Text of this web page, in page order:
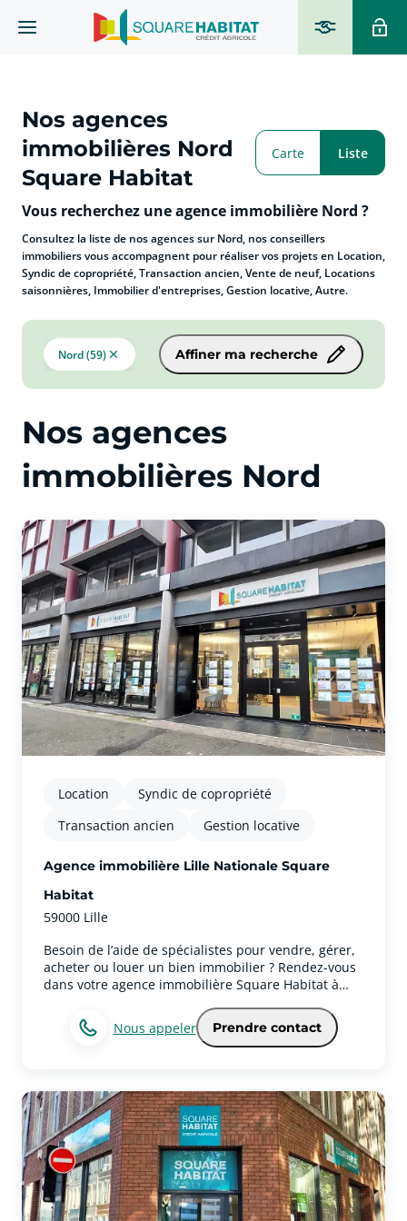
Nos agences
immobilières Nord
Square Habitat
Carte Liste
Vous recherchez une agence immobilière Nord ?
Consultez la liste de nos agences sur Nord, nos conseillers
immobiliers vous accompagnent pour réaliser vos projets en Location,
Syndic de copropriété, Transaction ancien, Vente de neuf, Locations
saisonnières, Immobilier d'entreprises, Gestion locative, Autre.
Nord (59) Affiner ma recherche
Nos agences
immobilières Nord
Location
Syndic de copropriété
Transaction ancien
Gestion locative
Agence immobilière Lille Nationale Square
Habitat
59000 Lille
Besoin de l’aide de spécialistes pour vendre, gérer,
acheter ou louer un bien immobilier ? Rendez-vous
dans votre agence immobilière Square Habitat à
immobiliers.Votre agence immobilière couvre tous
les secteurs de la ville de LilleNotre secteur englobe
Lille (Moulins et ses alentours). Véritable partenaire
et rigueur à chaque étape de votre parcours
immobilier.Les expertises et services immobiliers de
votre agence à Lille NationaleNos équipes vous
garantissent une expertise sur l’ensemble des
métiers achat, vente, gestion locative, location,
syndic de copropriété, investissement immobilier,
location saisonnière... Des garanties et des services
pour être au plus près de vos
Prendre contact
Nous appeler